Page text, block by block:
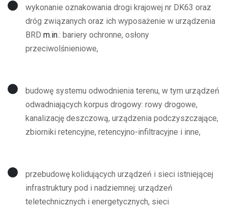
wykonanie oznakowania drogi krajowej nr DK63 oraz
dróg związanych oraz ich wyposażenie w urządzenia
BRD m.in.: bariery ochronne, osłony
przeciwolśnieniowe,
budowę systemu odwodnienia terenu, w tym urządzeń
odwadniających korpus drogowy: rowy drogowe,
kanalizację deszczową, urządzenia podczyszczające,
zbiorniki retencyjne, retencyjno-infiltracyjne i inne,
przebudowę kolidujących urządzeń i sieci istniejącej
infrastruktury pod i nadziemnej: urządzeń
teletechnicznych i energetycznych, sieci